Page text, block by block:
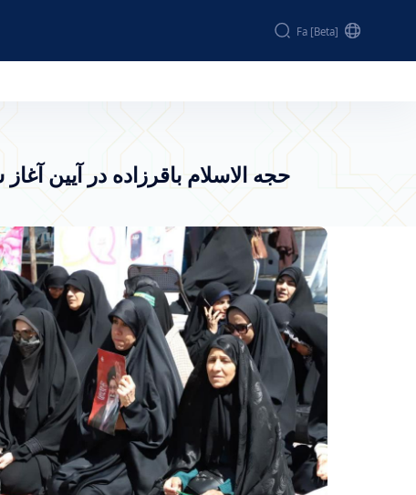
Fa [beta]
حجه الاسلام باقرزاده در آیین آغاز سال
حجه الاسلام باقرزاده در آیین